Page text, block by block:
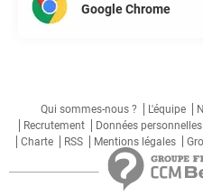
Google Chrome
Qui sommes-nous ? L'équipe
Recrutement
Données personnelles
Charte
RSS Mentions légales